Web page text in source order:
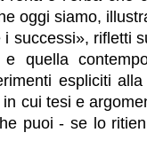
oggi siamo,
successi», rifletti
quella
espliciti
cui tesi e
puoi - se lo